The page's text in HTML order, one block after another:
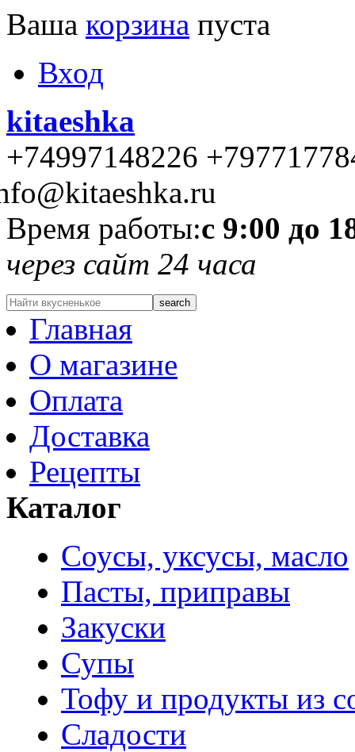
Ваша корзина пуста
Вход
kitaeshka
+74997148226
Время работы:с 9:00 до
через сайт 24 часа
Главная
О магазине
Оплата
Доставка
Рецепты
Каталог
Соусы, уксусы, масло
Пасты, приправы
Закуски
Супы
Тофу и продукты из
Сладости